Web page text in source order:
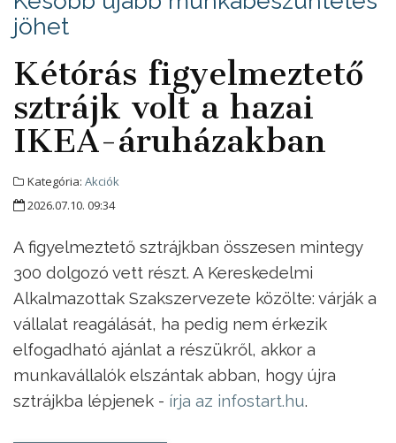
jöhet
Kétórás figyelmeztető
sztrájk volt a hazai
IKEA-áruházakban
Kategória: Akciók
2026.07.10. 09:34
A figyelmeztető sztrájkban összesen mintegy
300 dolgozó vett részt. A Kereskedelmi
Alkalmazottak Szakszervezete közölte: várják a
vállalat reagálását, ha pedig nem érkezik
elfogadható ajánlat a részükről, akkor a
munkavállalók elszántak abban, hogy újra
sztrájkba lépjenek - írja az infostart.hu.